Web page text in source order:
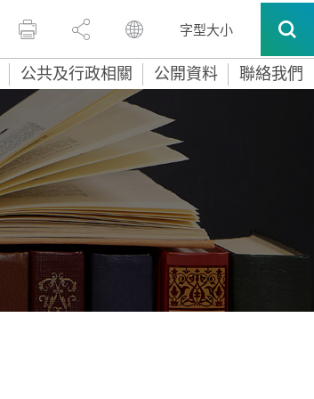
字型大小
公共及行政相關 公開資料 聯絡我們